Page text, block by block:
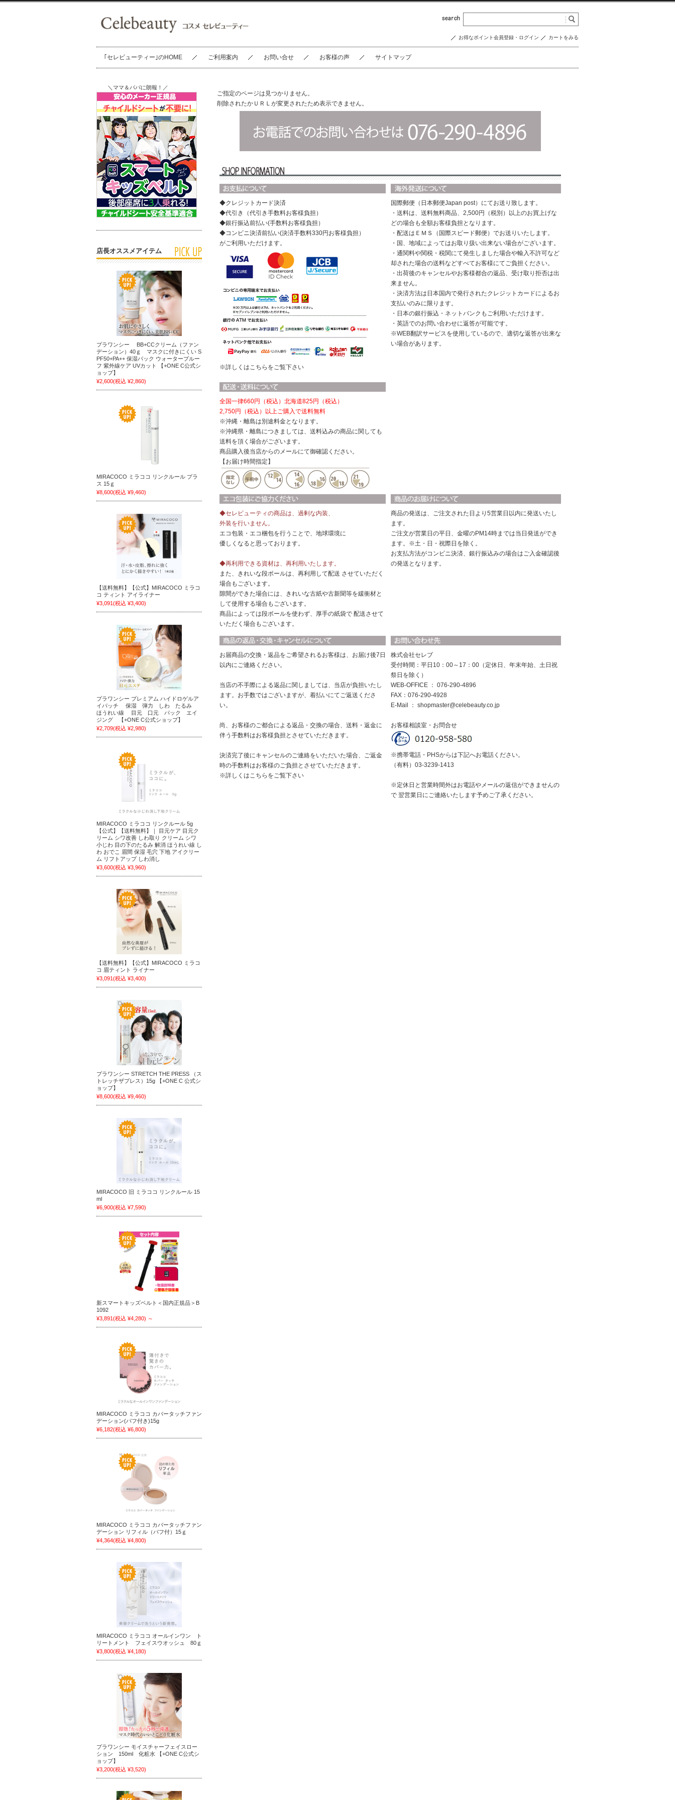
お得なポイント会員登録・ログイン カートをみる
｢セレビューティー｣のHOME ご利用案内 お問い合せ お客様の声 サイトマップ
ご指定のページは見つかりません。
削除されたかＵＲＬが変更されたため表示できません。
◆クレジットカード決済
◆代引き（代引き手数料お客様負担）
◆銀行振込前払い(手数料お客様負担）
◆コンビニ決済前払い(決済手数料330円お客様負担）
がご利用いただけます。
国際郵便（日本郵便Japan post）にてお送り致します。
・送料は、送料無料商品、2,500円（税別）以上のお買上げな
どの場合も全額お客様負担となります。
・配送はＥＭＳ（国際スピード郵便）でお送りいたします。
・国、地域によってはお取り扱い出来ない場合がございます。
・通関料や関税・税関にて発生しました場合や輸入不許可など
却された場合の送料などすべてお客様にてご負担ください。
・出荷後のキャンセルやお客様都合の返品、受け取り拒否は出
来ません。
・決済方法は日本国内で発行されたクレジットカードによるお
支払いのみに限ります。
・日本の銀行振込・ネットバンクもご利用いただけます。
・英語でのお問い合わせに返答が可能です。
※WEB翻訳サービスを使用しているので、適切な返答が出来な
い場合があります。
※詳しくはこちらをご覧下さい
全国一律660円（税込） 北海道825円（税込）
2,750円（税込）以上ご購入で送料無料
※沖縄・離島は別途料金となります。
※沖縄県・離島につきましては、送料込みの商品に関しても
送料を頂く場合がございます。
商品購入後当店からのメールにて御確認ください。
【お届け時間指定】
◆セレビューティの商品は、過剰な内装、
外装を行いません。
エコ包装・エコ梱包を行うことで、地球環境に
優しくなると思っております。
◆再利用できる資材は、再利用いたします。
また、きれいな段ボールは、再利用して配送 させていただく
場合もございます。
隙間ができた場合には、きれいな古紙や古新聞等を緩衝材と
して使用する場合もございます。
商品によっては段ボールを使わず、厚手の紙袋で 配送させて
いただく場合もございます。
商品の発送は、ご注文された日より5営業日以内に発送いたし
ます。
ご注文が営業日の平日、金曜のPM14時までは当日発送ができ
ます。※土・日・祝際日を除く。
お支払方法がコンビニ決済、銀行振込みの場合はご入金確認後
の発送となります。
お届商品の交換・返品をご希望されるお客様は、お届け後7日
以内にご連絡ください。
当店の不手際による返品に関しましては、当店が負担いたし
ます。お手数ではございますが、着払いにてご返送くださ
い。
尚、お客様のご都合による返品・交換の場合、送料・返金に
伴う手数料はお客様負担とさせていただきます。
決済完了後にキャンセルのご連絡をいただいた場合、ご返金
時の手数料はお客様のご負担とさせていただきます。
※詳しくはこちらをご覧下さい
株式会社セレブ
受付時間：平日10：00～17：00（定休日、年末年始、土日祝
祭日を除く）
WEB-OFFICE ： 076-290-4896
FAX：076-290-4928
E-Mail ： shopmaster@celebeauty.co.jp
お客様相談室・お問合せ
※携帯電話・PHSからは下記へお電話ください。
（有料）03-3239-1413
※定休日と営業時間外はお電話やメールの返信ができませんの
で 翌営業日にご連絡いたします予めご了承ください。
＼ママ＆パパに朗報！／
店長オススメアイテム
プラワンシー BB+CCクリーム（ファン
デーション）40ｇ マスクに付きにくい S
PF50+PA++ 保湿パック ウォータープルー
フ 紫外線ケア UVカット 【+ONE C公式シ
ョップ】
¥2,600(税込 ¥2,860)
MIRACOCO ミラココ リンクルール プラ
ス 15ｇ
¥8,600(税込 ¥9,460)
【送料無料】【公式】MIRACOCO ミラコ
コ ティント アイライナー
¥3,091(税込 ¥3,400)
プラワンシー プレミアム ハイドロゲルア
イパッチ 保湿 弾力 しわ たるみ
ほうれい線 目元 口元 パック エイ
ジング 【+ONE C公式ショップ】
¥2,709(税込 ¥2,980)
MIRACOCO ミラココ リンクルール 5g
【公式】【送料無料】｜ 目元ケア 目元ク
リーム シワ改善 しわ取り クリーム シワ
小じわ 目の下のたるみ 解消 ほうれい線 し
わ おでこ 眉間 保湿 毛穴 下地 アイクリー
ム リフトアップ しわ消し
¥3,600(税込 ¥3,960)
【送料無料】【公式】MIRACOCO ミラコ
コ 眉ティント ライナー
¥3,091(税込 ¥3,400)
プラワンシー STRETCH THE PRESS （ス
トレッチザプレス）15g 【+ONE C 公式シ
ョップ】
¥8,600(税込 ¥9,460)
MIRACOCO 旧 ミラココ リンクルール 15
ml
¥6,900(税込 ¥7,590)
新スマートキッズベルト＜国内正規品＞B
1092
¥3,891(税込 ¥4,280) ～
MIRACOCO ミラココ カバータッチファン
デーション(パフ付き)15g
¥6,182(税込 ¥6,800)
MIRACOCO ミラココ カバータッチファン
デーション リフィル（パフ付）15ｇ
¥4,364(税込 ¥4,800)
MIRACOCO ミラココ オールインワン ト
リートメント フェイスウオッシュ 80ｇ
¥3,800(税込 ¥4,180)
プラワンシー モイスチャーフェイスロー
ション 150ml 化粧水 【+ONE C公式シ
ョップ】
¥3,200(税込 ¥3,520)